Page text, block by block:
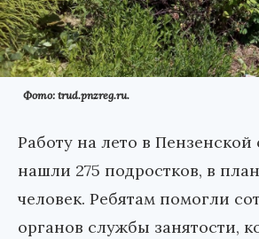
Фото: trud.pnzreg.ru.
Работу на лето в Пензенской
нашли 275 подростков, в
человек. Ребятам помогли
органов службы занятости,